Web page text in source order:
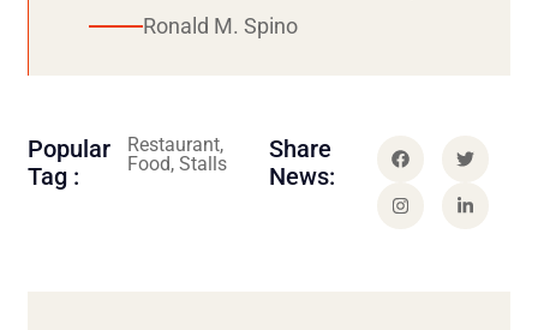
Ronald M. Spino
Popular
Tag :
Restaurant,
Food, Stalls
Share
News: